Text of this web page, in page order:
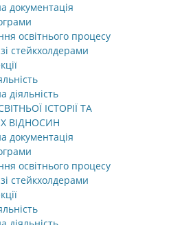
документація
освітнього процесу
стейкхолдерами
діяльність
ІСТОРІЇ ТА
ВІДНОСИН
документація
освітнього процесу
стейкхолдерами